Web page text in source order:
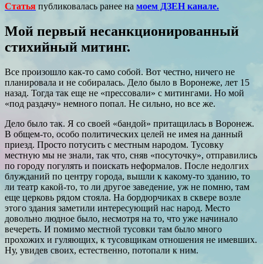
Статья публиковалась ранее на моем ДЗЕН канале.
Мой первый несанкционированный
стихийный митинг.
Все произошло как-то само собой. Вот честно, ничего не
планировала и не собиралась. Дело было в Воронеже, лет 15
назад. Тогда так еще не «прессовали» с митингами. Но мой
«под раздачу» немного попал. Не сильно, но все же.
Дело было так. Я со своей «бандой» притащилась в Воронеж.
В общем-то, особо политических целей не имея на данный
приезд. Просто потусить с местным народом. Тусовку
местную мы не знали, так что, сняв «посуточку», отправились
по городу погулять и поискать неформалов. После недолгих
блужданий по центру города, вышли к какому-то зданию, то
ли театр какой-то, то ли другое заведение, уж не помню, там
еще церковь рядом стояла. На бордюрчиках в сквере возле
этого здания заметили интересующий нас народ. Место
довольно людное было, несмотря на то, что уже начинало
вечереть. И помимо местной тусовки там было много
прохожих и гуляющих, к тусовщикам отношения не имевших.
Ну, увидев своих, естественно, потопали к ним.